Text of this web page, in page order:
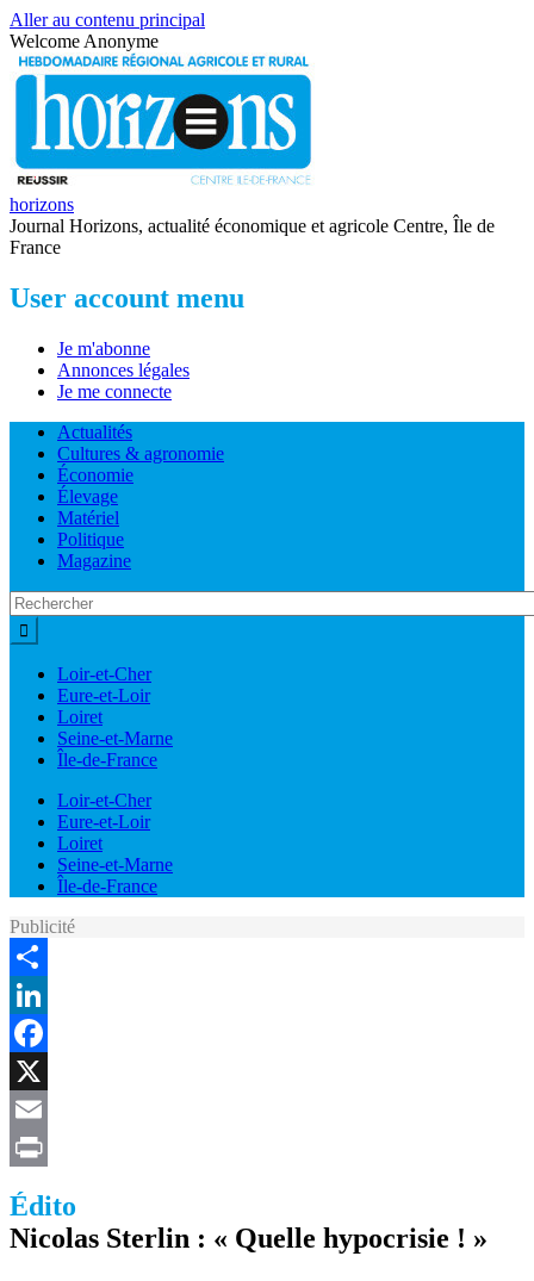
Aller au contenu principal
Welcome Anonyme
horizons
Journal Horizons, actualité économique et agricole Centre, Île de
France
User account menu
Je m'abonne
Annonces légales
Je me connecte
Actualités
Cultures & agronomie
Économie
Élevage
Matériel
Politique
Magazine
Loir-et-Cher
Eure-et-Loir
Loiret
Seine-et-Marne
Île-de-France
Loir-et-Cher
Eure-et-Loir
Loiret
Seine-et-Marne
Île-de-France
Publicité
Share
LinkedIn
Facebook
X
Email
Édito
Nicolas Sterlin : « Quelle hypocrisie ! »